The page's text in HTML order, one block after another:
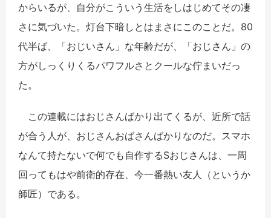
からいるが、自分がこういう生活をしはじめてその凄
さに気づいた。灯台下暗しとはまさにこのことだ。80
代半ば、「おじいさん」な年齢だが、「おじさん」の
方がしっくりくるパワフルさとクールな佇まいだっ
た。
この連載にはおじさんばかり出てくるが、近所で話
が合う人が、おじさんおばさんばかりなのだ。スマホ
なんて持たないで何でも自作するSおじさんは、一周
回ってもはや前衛的存在、今一番熱い友人（というか
師匠）である。